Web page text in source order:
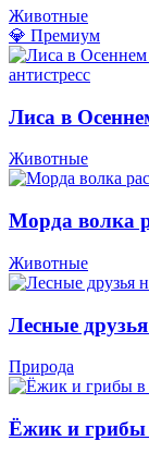
Животные
💎 Премиум
Лиса в
Животные
Морда волка
Животные
Лесные
Природа
Ёжик и грибы